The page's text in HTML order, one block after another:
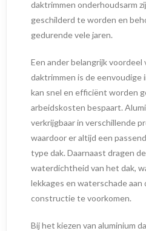
daktrimmen onderhoudsarm
geschilderd te worden en
gedurende vele jaren.
Een ander belangrijk voordeel
daktrimmen is de eenvoudige
kan snel en efficiënt worden
arbeidskosten bespaart.
verkrijgbaar in verschillende
waardoor er altijd een
type dak. Daarnaast dragen
waterdichtheid van het dak,
lekkages en waterschade
constructie te voorkomen.
Bij het kiezen van aluminium